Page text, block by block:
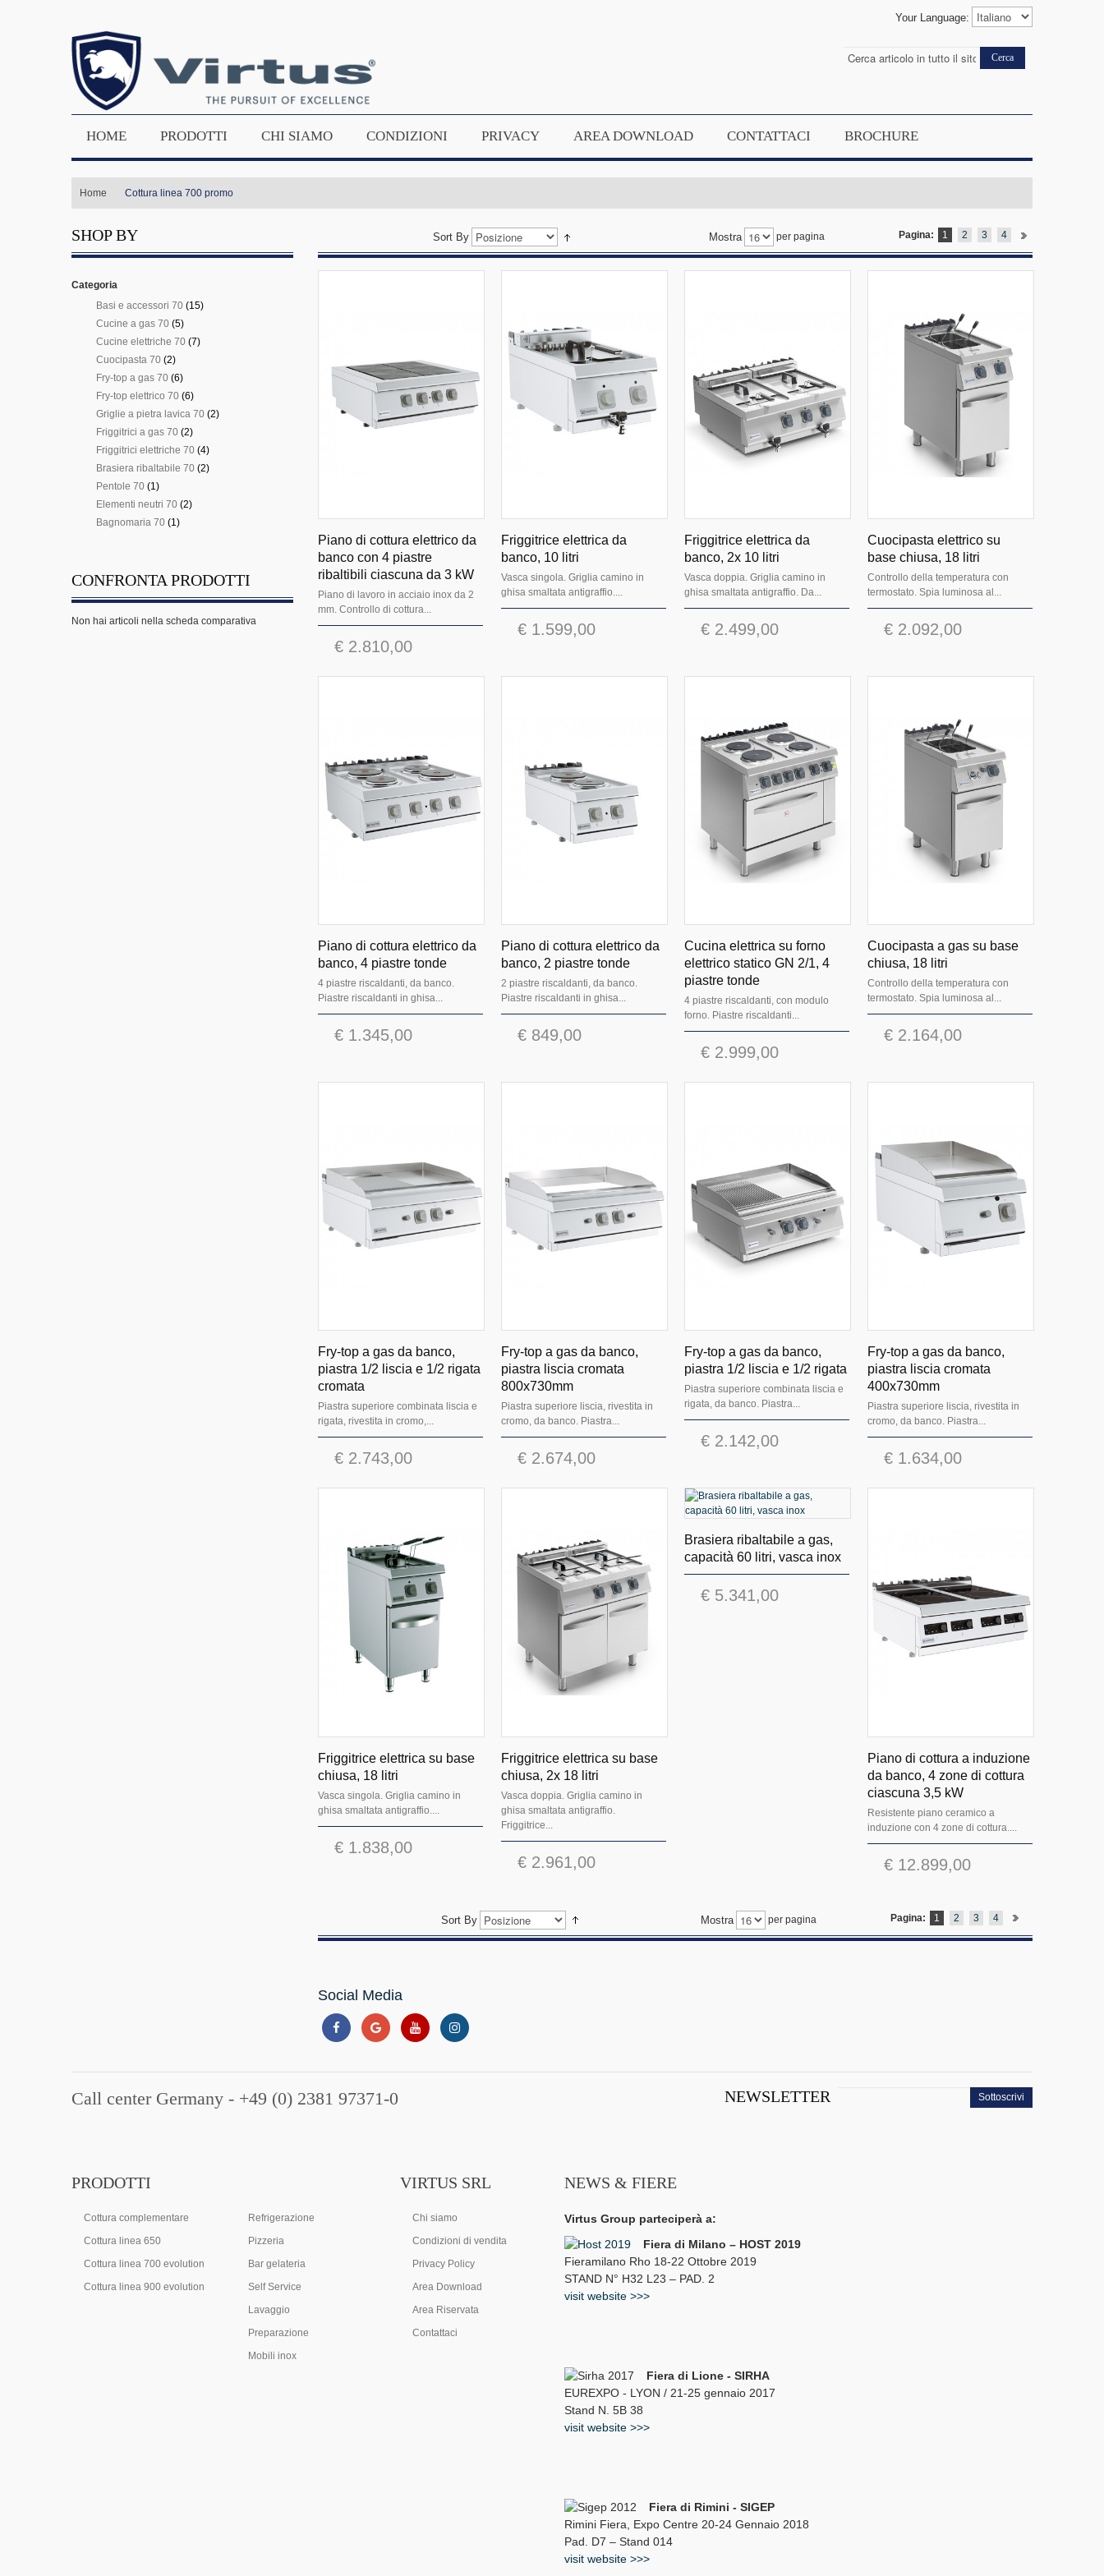
Your Language:
Cerca
HOME PRODOTTI CHI SIAMO CONDIZIONI PRIVACY AREA DOWNLOAD CONTATTACI BROCHURE
Home Cottura linea 700 promo
SHOP BY
Categoria
Basi e accessori 70 (15)
Cucine a gas 70 (5)
Cucine elettriche 70 (7)
Cuocipasta 70 (2)
Fry-top a gas 70 (6)
Fry-top elettrico 70 (6)
Griglie a pietra lavica 70 (2)
Friggitrici a gas 70 (2)
Friggitrici elettriche 70 (4)
Brasiera ribaltabile 70 (2)
Pentole 70 (1)
Elementi neutri 70 (2)
Bagnomaria 70 (1)
CONFRONTA PRODOTTI
Non hai articoli nella scheda comparativa
Sort By Pagina: 1 2 3 4
Mostra per pagina
Piano di cottura elettrico da
banco con 4 piastre
ribaltibili ciascuna da 3 kW
Piano di lavoro in acciaio inox da 2
mm. Controllo di cottura...
€ 2.810,00
Friggitrice elettrica da
banco, 10 litri
Vasca singola. Griglia camino in
ghisa smaltata antigraffio....
€ 1.599,00
Friggitrice elettrica da
banco, 2x 10 litri
Vasca doppia. Griglia camino in
ghisa smaltata antigraffio. Da...
€ 2.499,00
Cuocipasta elettrico su
base chiusa, 18 litri
Controllo della temperatura con
termostato. Spia luminosa al...
€ 2.092,00
Piano di cottura elettrico da
banco, 4 piastre tonde
4 piastre riscaldanti, da banco.
Piastre riscaldanti in ghisa...
€ 1.345,00
Piano di cottura elettrico da
banco, 2 piastre tonde
2 piastre riscaldanti, da banco.
Piastre riscaldanti in ghisa...
€ 849,00
Cucina elettrica su forno
elettrico statico GN 2/1, 4
piastre tonde
4 piastre riscaldanti, con modulo
forno. Piastre riscaldanti...
€ 2.999,00
Cuocipasta a gas su base
chiusa, 18 litri
Controllo della temperatura con
termostato. Spia luminosa al...
€ 2.164,00
Fry-top a gas da banco,
piastra 1/2 liscia e 1/2 rigata
cromata
Piastra superiore combinata liscia e
rigata, rivestita in cromo,...
€ 2.743,00
Fry-top a gas da banco,
piastra liscia cromata
800x730mm
Piastra superiore liscia, rivestita in
cromo, da banco. Piastra...
€ 2.674,00
Fry-top a gas da banco,
piastra 1/2 liscia e 1/2 rigata
Piastra superiore combinata liscia e
rigata, da banco. Piastra...
€ 2.142,00
Fry-top a gas da banco,
piastra liscia cromata
400x730mm
Piastra superiore liscia, rivestita in
cromo, da banco. Piastra...
€ 1.634,00
Friggitrice elettrica su base
chiusa, 18 litri
Vasca singola. Griglia camino in
ghisa smaltata antigraffio....
€ 1.838,00
Friggitrice elettrica su base
chiusa, 2x 18 litri
Vasca doppia. Griglia camino in
ghisa smaltata antigraffio.
Friggitrice...
€ 2.961,00
Brasiera ribaltabile a gas,
capacità 60 litri, vasca inox
€ 5.341,00
Piano di cottura a induzione
da banco, 4 zone di cottura
ciascuna 3,5 kW
Resistente piano ceramico a
induzione con 4 zone di cottura....
€ 12.899,00
Sort By Pagina: 1 2 3 4
Mostra per pagina
Social Media
Call center Germany - +49 (0) 2381 97371-0 NEWSLETTER Sottoscrivi
PRODOTTI
Cottura complementare
Cottura linea 650
Cottura linea 700 evolution
Cottura linea 900 evolution
Refrigerazione
Pizzeria
Bar gelateria
Self Service
Lavaggio
Preparazione
Mobili inox
VIRTUS SRL
Chi siamo
Condizioni di vendita
Privacy Policy
Area Download
Area Riservata
Contattaci
NEWS & FIERE
Virtus Group parteciperà a:
Fiera di Milano – HOST 2019
Fieramilano Rho 18-22 Ottobre 2019
STAND N° H32 L23 – PAD. 2
visit website >>>
Fiera di Lione - SIRHA
EUREXPO - LYON / 21-25 gennaio 2017
Stand N. 5B 38
visit website >>>
Fiera di Rimini - SIGEP
Rimini Fiera, Expo Centre 20-24 Gennaio 2018
Pad. D7 – Stand 014
visit website >>>